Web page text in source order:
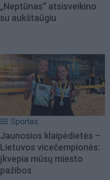
„Neptūnas“ atsisveikino
su aukštaūgiu
Sportas
Jaunosios klaipėdietės –
Lietuvos vicečempionės:
įkvepia mūsų miesto
pažibos